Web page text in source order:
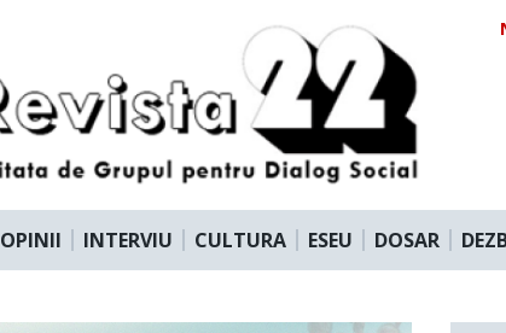
OPINII INTERVIU CULTURA ESEU DOSAR